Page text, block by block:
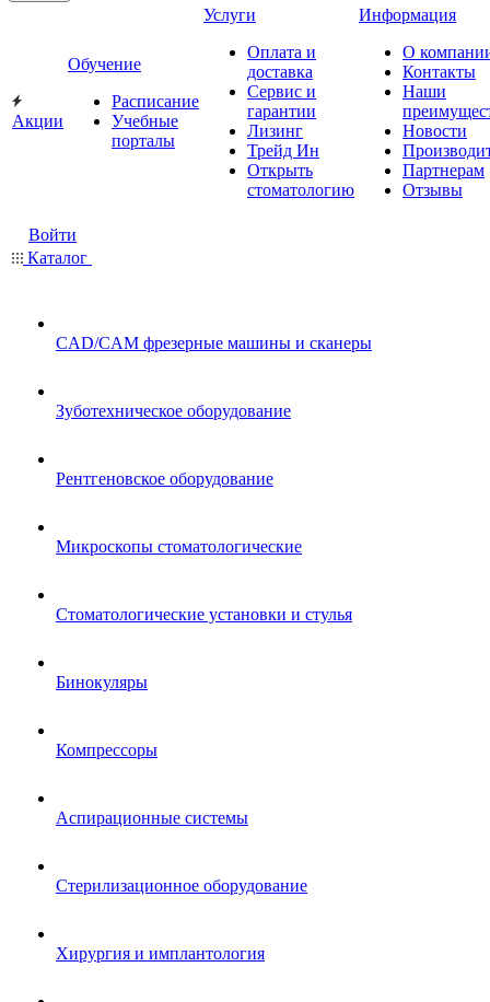
Акции
Обучение
Расписание
Учебные
порталы
Услуги
Оплата и
доставка
Сервис и
гарантии
Лизинг
Трейд Ин
Открыть
стоматологию
Информация
О
Контакты
Наши
Новости
Партнерам
Отзывы
Войти
Каталог
CAD/CAM фрезерные машины и сканеры
Зуботехническое оборудование
Рентгеновское оборудование
Микроскопы стоматологические
Стоматологические установки и стулья
Бинокуляры
Компрессоры
Аспирационные системы
Стерилизационное оборудование
Хирургия и имплантология